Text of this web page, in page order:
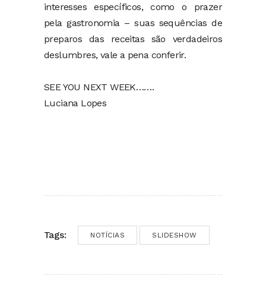
interesses específicos, como o prazer
pela gastronomia – suas sequências de
preparos das receitas são verdadeiros
deslumbres, vale a pena conferir.
SEE YOU NEXT WEEK…….
Luciana Lopes
Tags: NOTÍCIAS SLIDESHOW